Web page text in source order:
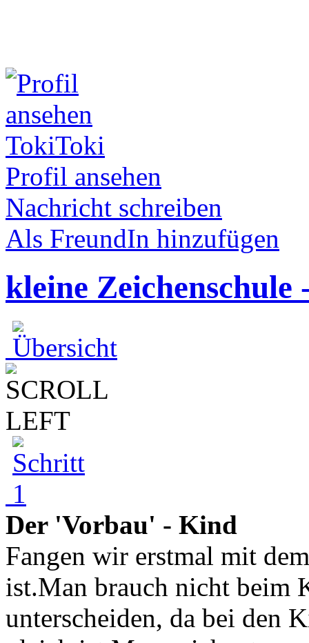
TokiToki
Profil ansehen
Nachricht schreiben
Als FreundIn hinzufügen
kleine
Der 'Vorbau' - Kind
Fangen wir erstmal mit
ist.Man brauch nicht beim
unterscheiden, da bei den